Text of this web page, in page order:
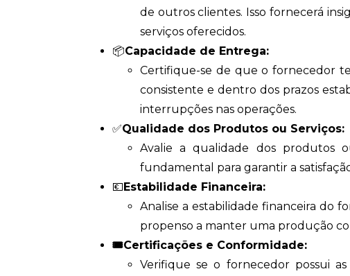
de outros clientes. Isso fornecerá
serviços oferecidos.
📦Capacidade de Entrega:
Certifique-se de que o fornecedor
consistente e dentro dos prazos
interrupções nas operações.
✅Qualidade dos Produtos ou Serviços:
Avalie a qualidade dos produtos
fundamental para garantir a
💶Estabilidade Financeira:
Analise a estabilidade financeira do
propenso a manter uma produção
🎟️Certificações e Conformidade:
Verifique se o fornecedor possui